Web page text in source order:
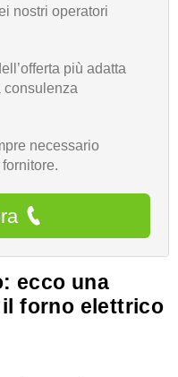
nostri operatori
più adatta
consulenza
necessario
ecco una
forno elettrico